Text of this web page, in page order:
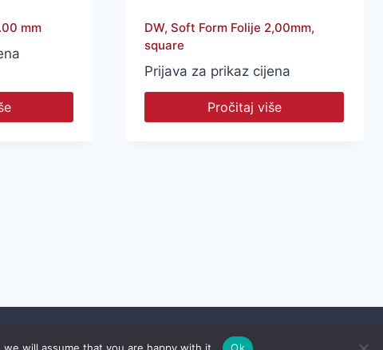
mm
DW, Soft Form Folije 2,00mm,
square
Prijava za prikaz cijena
Pročitaj više
Pravila poslovanja|Kontakt